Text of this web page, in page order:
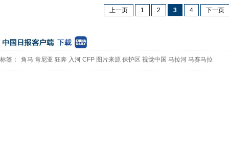
上一页 1 2 3 4 下一页
标签： 角马 肯尼亚 狂奔 入河 CFP 图片来源 保护区 视觉中国 马拉河 马赛马拉